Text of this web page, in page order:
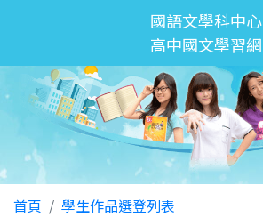
國語文學科中心
高中國文學習網
首頁
學生作品選登列表